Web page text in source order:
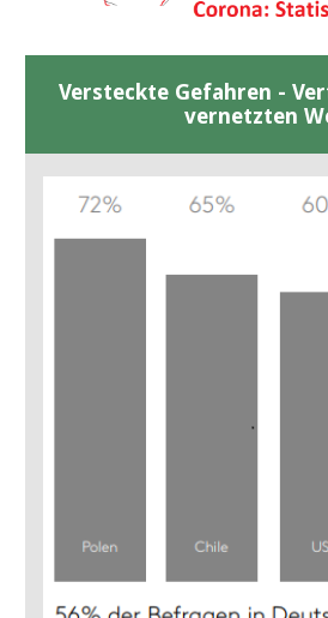
Versteckte Gefahren -
vernetzten